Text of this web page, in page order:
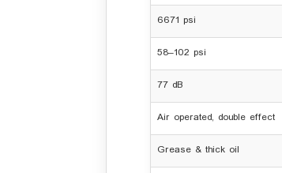
6671 psi
58–102 psi
77 dB
Air operated, double effect
Grease & thick oil